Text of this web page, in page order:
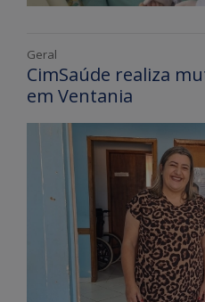
Geral
CimSaúde realiza
em Ventania